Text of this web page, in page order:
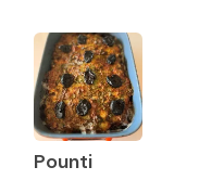
Pounti